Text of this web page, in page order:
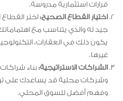
قرارات استثمارية مدروسة.
اختيار القطاع الصحيح: اختر
جيد له والذي يتناسب مع
يكون ذلك في العقارات،
غيرها.
الشراكات الاستراتيجية:بناء
وشركات محلية قد يساعدك على
وفهم أفضل للسوق المحلي.